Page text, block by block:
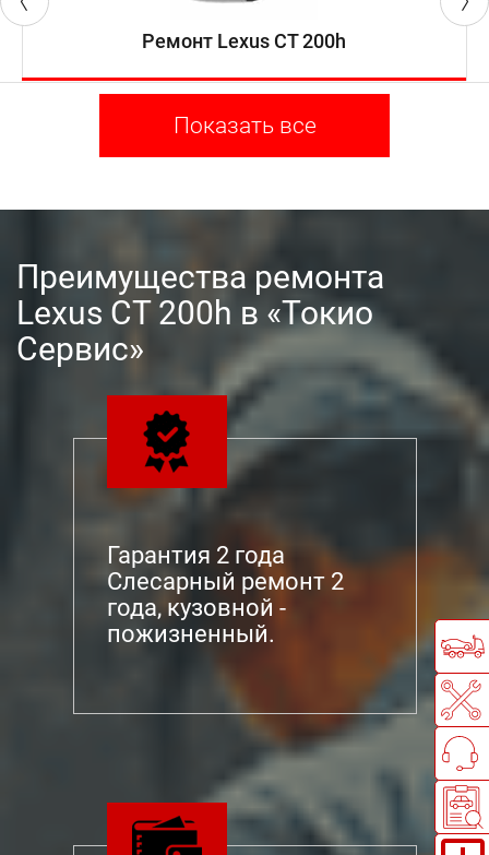
Ремонт Lexus CT 200h
Показать все
Преимущества ремонта
Lexus CT 200h в «Токио
Сервис»
Гарантия 2 года
Слесарный ремонт 2
года, кузовной -
пожизненный.